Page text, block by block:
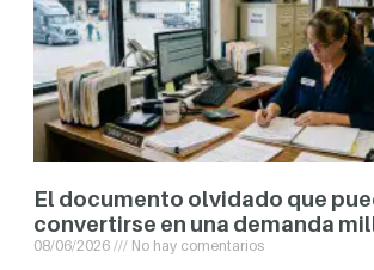
El documento olvidado que
convertirse en una demanda
08/06/2026 No hay comentarios